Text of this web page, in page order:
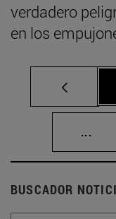
verdadero
en los
...
BUSCADOR